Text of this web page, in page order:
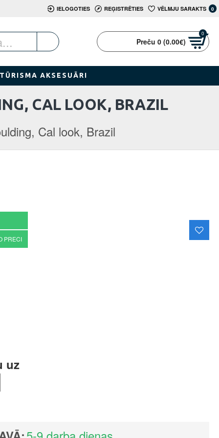
IELOGOTIES REĢISTRĒTIES VĒLMJU SARAKTS 0
Preču 0 (0.00€)
0
AKSESUĀRI
Cal look, Brazil
CAL LOOK, BRAZIL
uz
PRECI